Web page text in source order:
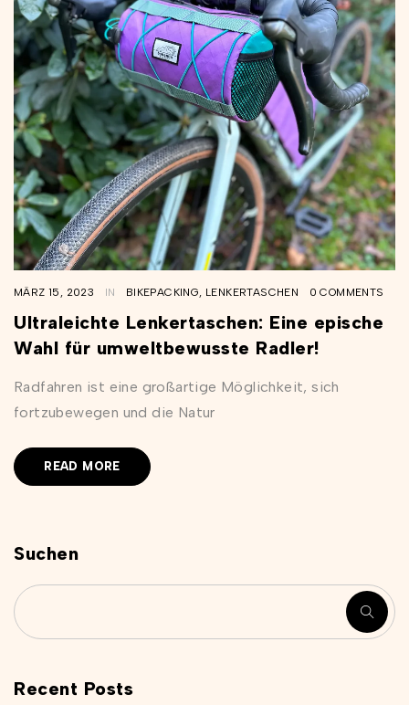
MÄRZ 15, 2023 IN BIKEPACKING, LENKERTASCHEN 0 COMMENTS
Ultraleichte Lenkertaschen: Eine epische
Wahl für umweltbewusste Radler!
Radfahren ist eine großartige Möglichkeit, sich
fortzubewegen und die Natur
READ MORE
Suchen
Recent Posts